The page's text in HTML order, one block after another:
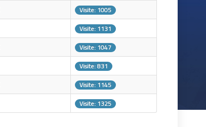
Visite: 1005
Visite: 1131
Visite: 1047
Visite: 831
Visite: 1145
Visite: 1325